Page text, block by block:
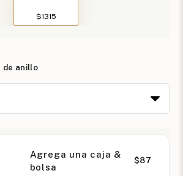
$1315
de anillo
Agrega una caja &
bolsa
$87